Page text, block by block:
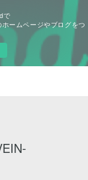
で
ームページやブログをつ